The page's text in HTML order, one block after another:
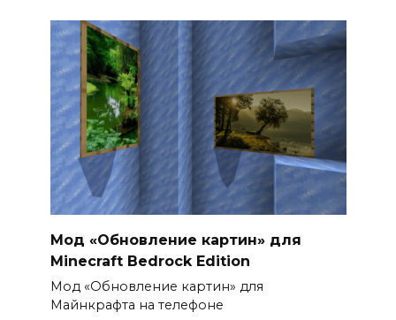
Мод «Обновление картин» для
Minecraft Bedrock Edition
Мод «Обновление картин» для
Майнкрафта на телефоне